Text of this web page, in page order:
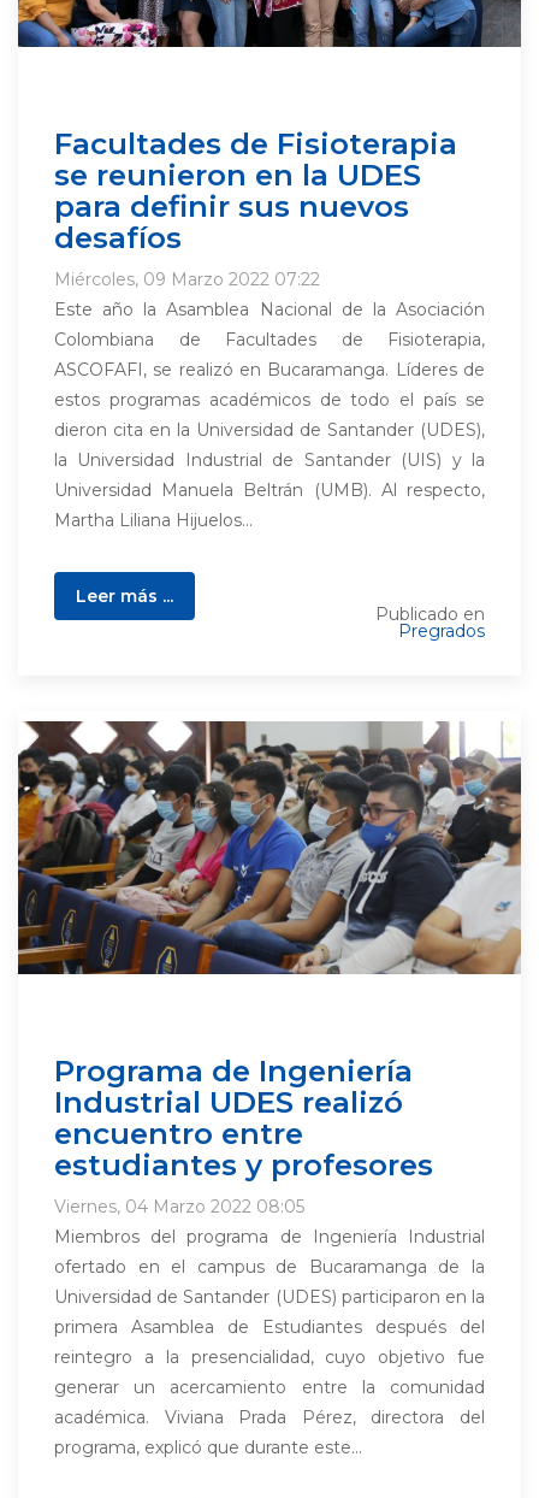
Facultades de Fisioterapia
se reunieron en la UDES
para definir sus nuevos
desafíos
Miércoles, 09 Marzo 2022 07:22
Este año la Asamblea Nacional de la Asociación
Colombiana de Facultades de Fisioterapia,
ASCOFAFI, se realizó en Bucaramanga. Líderes de
estos programas académicos de todo el país se
dieron cita en la Universidad de Santander (UDES),
la Universidad Industrial de Santander (UIS) y la
Universidad Manuela Beltrán (UMB). Al respecto,
Martha Liliana Hijuelos...
Leer más ...
Publicado en
Pregrados
Programa de Ingeniería
Industrial UDES realizó
encuentro entre
estudiantes y profesores
Viernes, 04 Marzo 2022 08:05
Miembros del programa de Ingeniería Industrial
ofertado en el campus de Bucaramanga de la
Universidad de Santander (UDES) participaron en la
primera Asamblea de Estudiantes después del
reintegro a la presencialidad, cuyo objetivo fue
generar un acercamiento entre la comunidad
académica. Viviana Prada Pérez, directora del
programa, explicó que durante este...